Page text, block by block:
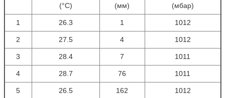
(°С)
(мм)
(мбар)
1 26.3 1 1012
2 27.5 4 1012
3 28.4 7 1011
4 28.7 76 1011
5 26.5 162 1012